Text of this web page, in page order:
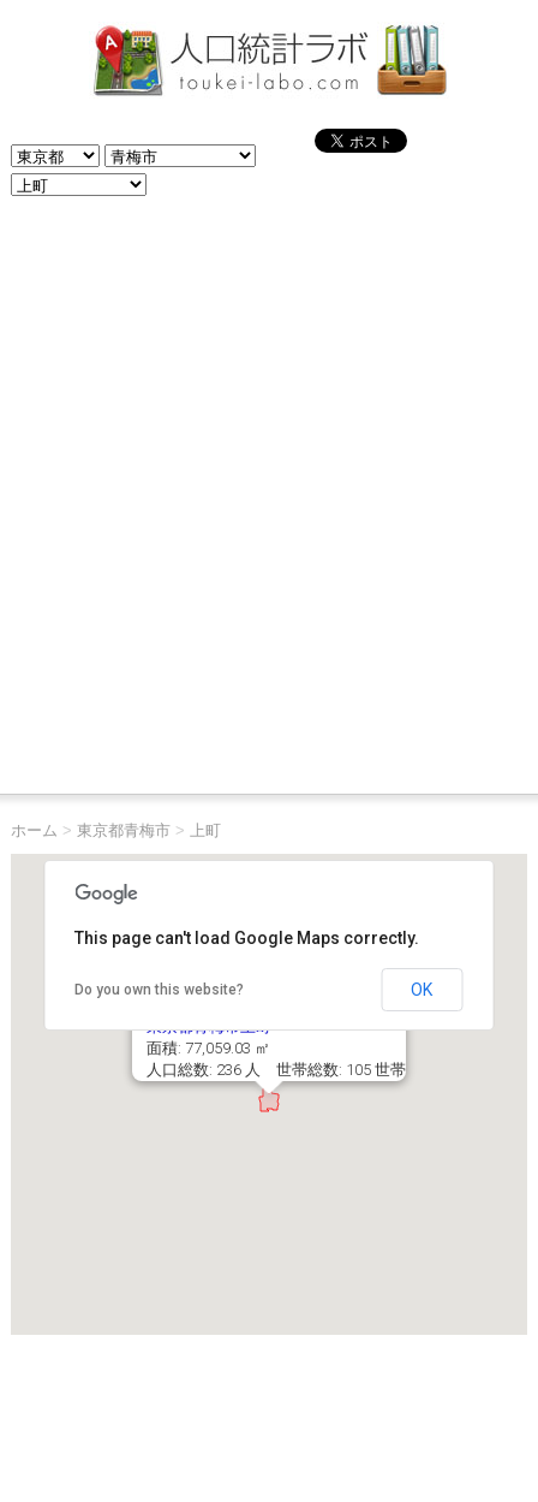
ホーム > 東京都青梅市> 上町
東京都青梅市上町
面積: 77,059.03 ㎡
人口総数: 236 人 世帯総数: 105 世帯
This page can't load Google Maps correctly.
Do you own this website? OK